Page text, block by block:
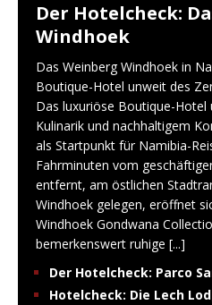
Der Hotelcheck:
Windhoek
Das Weinberg Windhoek in
Boutique-Hotel unweit des
Das luxuriöse Boutique-
Kulinarik und nachhaltigem
als Startpunkt für Namibia-
Fahrminuten vom
entfernt, am östlichen
Windhoek gelegen, eröffnet
Windhoek Gondwana
bemerkenswert ruhige [...]
Der Hotelcheck: Parco
Hotelcheck: Die Lech